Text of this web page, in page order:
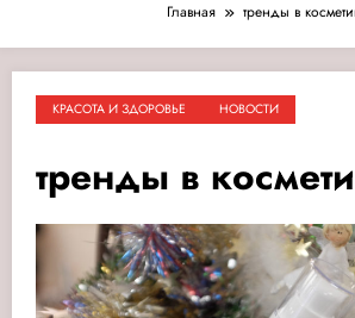
Главная тренды в
КРАСОТА И ЗДОРОВЬЕ НОВОСТИ
тренды в